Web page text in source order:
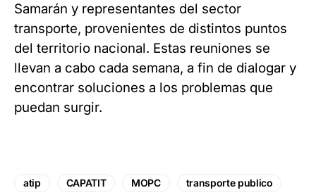
Samarán y representantes del sector
transporte, provenientes de distintos puntos
del territorio nacional. Estas reuniones se
llevan a cabo cada semana, a fin de dialogar y
encontrar soluciones a los problemas que
puedan surgir.
atip CAPATIT MOPC transporte publico